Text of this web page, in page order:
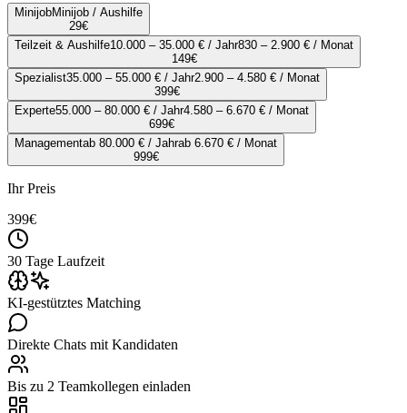
MinijobMinijob / Aushilfe
29€
Teilzeit & Aushilfe10.000 – 35.000 € / Jahr830 – 2.900 € / Monat
149€
Spezialist35.000 – 55.000 € / Jahr2.900 – 4.580 € / Monat
399€
Experte55.000 – 80.000 € / Jahr4.580 – 6.670 € / Monat
699€
Managementab 80.000 € / Jahrab 6.670 € / Monat
999€
Ihr Preis
399€
30 Tage Laufzeit
KI-gestütztes Matching
Direkte Chats mit Kandidaten
Bis zu 2 Teamkollegen einladen